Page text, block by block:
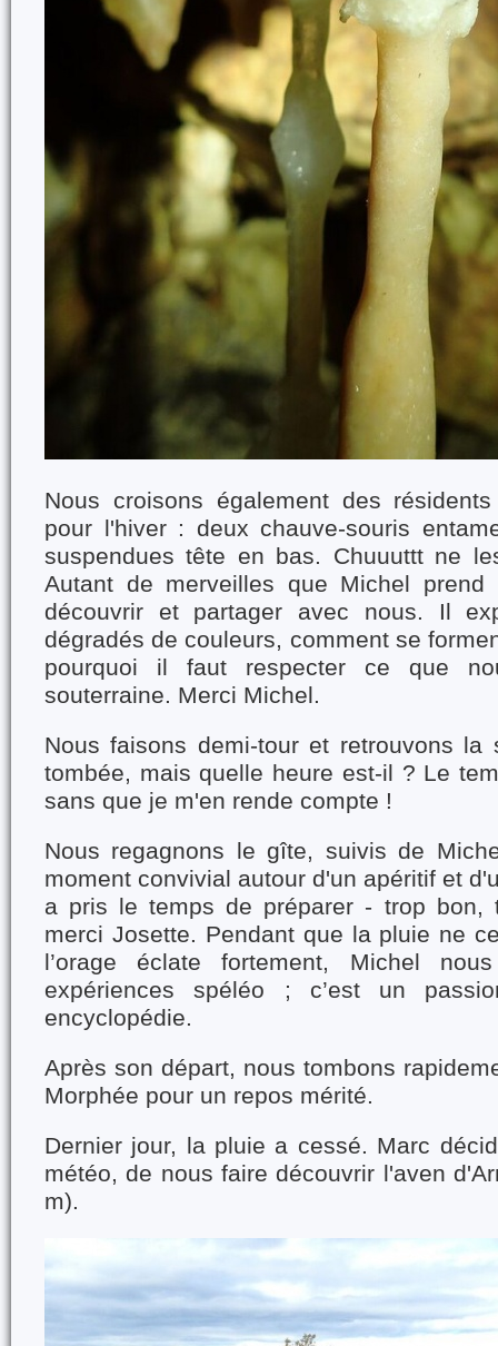
Nous croisons également des
pour l'hiver : deux chauve-souris
suspendues tête en bas. Chuuuttt ne
Autant de merveilles que Michel
découvrir et partager avec nous. Il
dégradés de couleurs, comment se
pourquoi il faut respecter ce que
souterraine. Merci Michel.
Nous faisons demi-tour et retrouvons
tombée, mais quelle heure est-il ? Le
sans que je m'en rende compte !
Nous regagnons le gîte, suivis de
moment convivial autour d'un apéritif et
a pris le temps de préparer - trop bon,
merci Josette. Pendant que la pluie ne
l’orage éclate fortement, Michel
expériences spéléo ; c’est un
encyclopédie.
Après son départ, nous tombons
Morphée pour un repos mérité.
Dernier jour, la pluie a cessé. Marc
météo, de nous faire découvrir l'aven
m).